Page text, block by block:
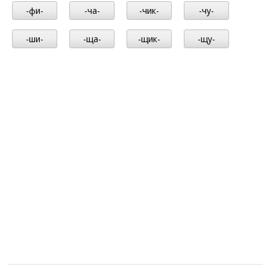
-фи- -ча- -чик- -чу-
-ши- -ща- -щик- -щу-